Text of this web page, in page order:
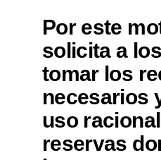
Por este
solicita a
tomar los
necesarios
uso
reservas